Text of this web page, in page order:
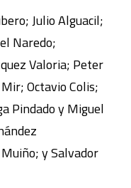
Julio Alguacil;
Naredo;
Valoria; Peter
Octavio Colis;
Pindado y Miguel
y Salvador